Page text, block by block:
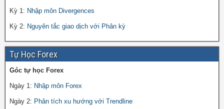
Kỳ 1: Nhập môn Divergences
Kỳ 2: Nguyên tắc giao dịch với Phân kỳ
Tự Học Forex
Góc tự học Forex
Ngày 1: Nhập môn Forex
Ngày 2: Phân tích xu hướng với Trendline